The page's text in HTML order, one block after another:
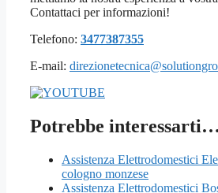
Contattaci per informazioni!
Telefono: 3477387355
E-mail:
Potrebbe interessarti…
Assistenza Elettrodomestici
cologno monzese
Assistenza Elettrodomestici